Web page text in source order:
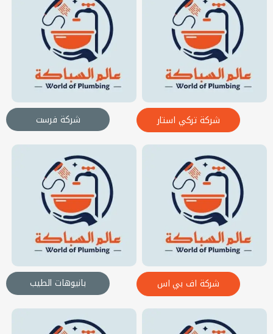
شركة تركي استار شركة فرست
شركة اف بي اس بانيوهات الطيب